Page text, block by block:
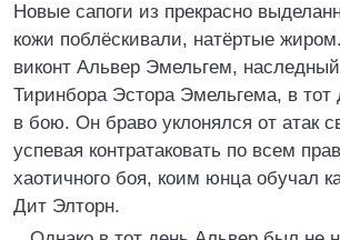
Новые сапоги из прекрасно
кожи поблёскивали, натёртые
виконт Альвер Эмельгем,
Тиринбора Эстора Эмельгема, в
в бою. Он браво уклонялся от атак
успевая контратаковать по всем
хаотичного боя, коим юнца обучал
Дит Элторн.